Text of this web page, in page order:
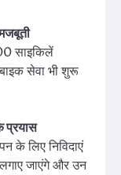
साइकिलें
सेवा भी शुरू
प्रयास
के लिए निविदाएं
जाएंगे और उन